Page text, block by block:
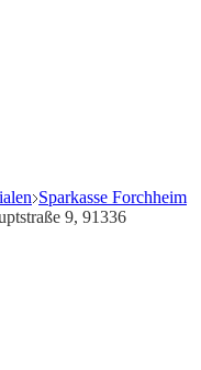
Sparkasse Forchheim
9, 91336